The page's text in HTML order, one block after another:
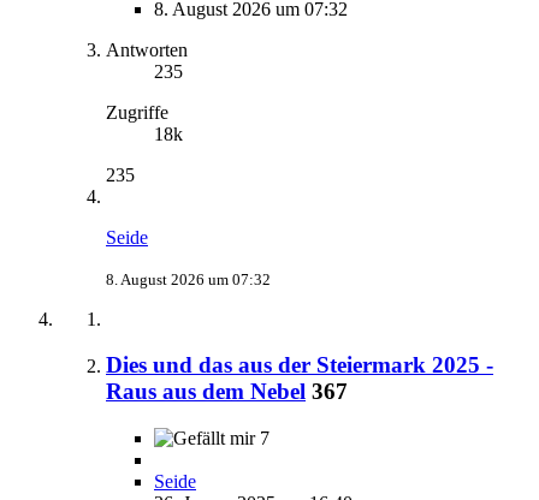
8. August 2026 um 07:32
Antworten
235
Zugriffe
18k
235
Seide
8. August 2026 um 07:32
Dies und das aus der Steiermark 2025 -
Raus aus dem Nebel 367
7
Seide